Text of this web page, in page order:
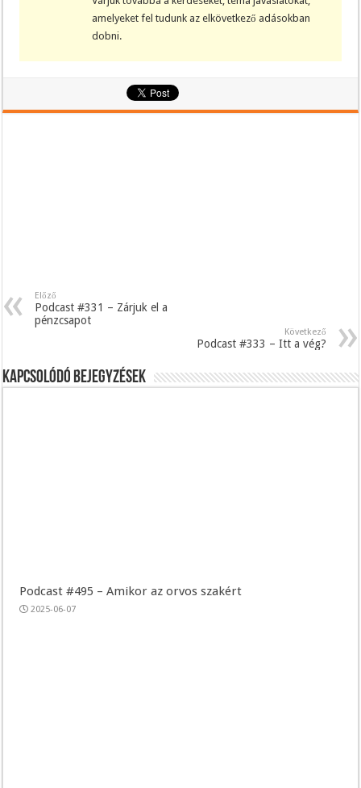
amelyeket fel tudunk az elkövetkező adásokban
dobni.
Előző
Podcast #331 – Zárjuk el a
pénzcsapot
Következő
Podcast #333 – Itt a vég?
Kapcsolódó bejegyzések
Podcast #495 – Amikor az orvos szakért
2025-06-07